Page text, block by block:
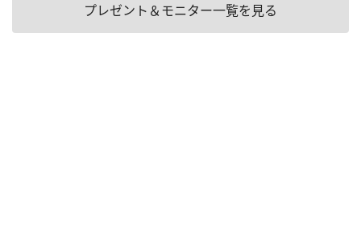
プレゼント＆モニター一覧を見る